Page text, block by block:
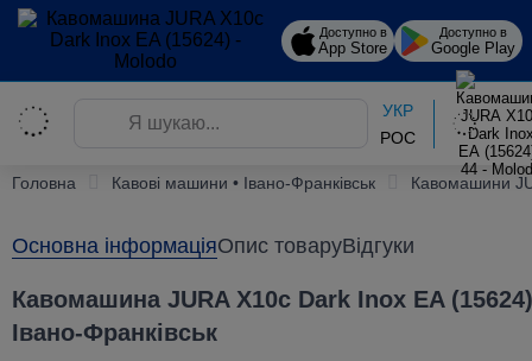
Доступно в
App Store
Доступно в
Google Play
УКР
РОС
Головна Кавові машини • Івано-Франківськ Кавомашини
Основна інформаціяОпис товаруВідгуки
Кавомашина JURA X10c Dark Inox EA
Івано-Франківськ